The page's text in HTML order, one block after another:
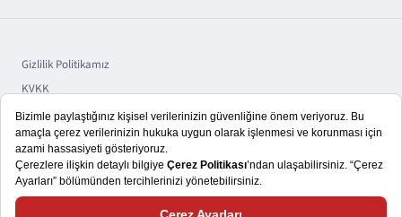
Gizlilik Politikamız
KVKK
Sorumluluk
Bilgi Toplumu Hizmetleri